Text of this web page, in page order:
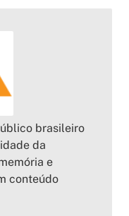
brasileiro
da
e
conteúdo